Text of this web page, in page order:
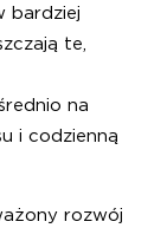
bardziej
te,
na
i codzienną
rozwój